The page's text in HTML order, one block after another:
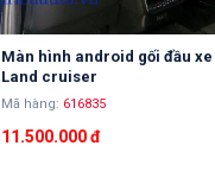
Màn hình android gối đầu xe
Land cruiser
Mã hàng: 616835
11.500.000 đ